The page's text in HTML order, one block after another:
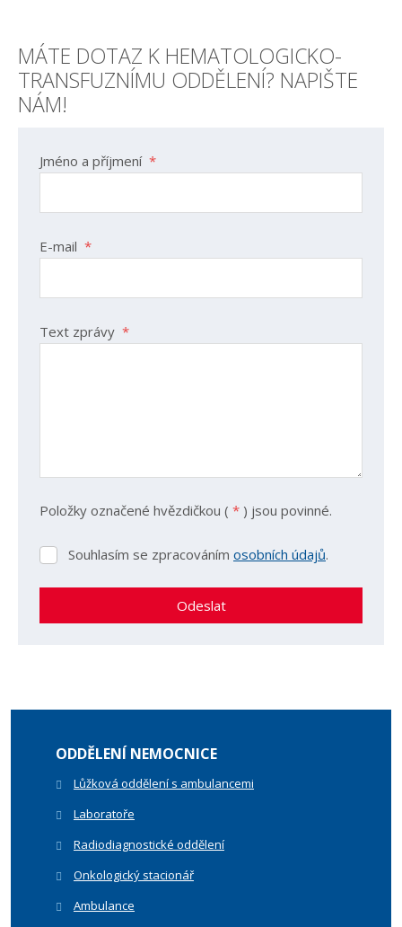
MÁTE DOTAZ K HEMATOLOGICKO-
TRANSFUZNÍMU ODDĚLENÍ? NAPIŠTE
NÁM!
Jméno a příjmení *
E-mail *
Text zprávy *
Položky označené hvězdičkou ( * ) jsou povinné.
Souhlasím
zpracováním
Souhlasím se zpracováním osobních údajů.
Odeslat
ODDĚLENÍ NEMOCNICE
Lůžková oddělení s ambulancemi
Laboratoře
Radiodiagnostické oddělení
Onkologický stacionář
Ambulance